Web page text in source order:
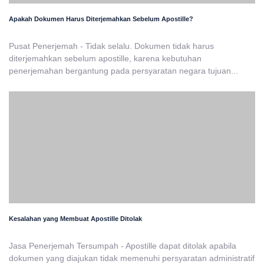
Apakah Dokumen Harus Diterjemahkan Sebelum Apostille?
Pusat Penerjemah - Tidak selalu. Dokumen tidak harus
diterjemahkan sebelum apostille, karena kebutuhan
penerjemahan bergantung pada persyaratan negara tujuan...
Kesalahan yang Membuat Apostille Ditolak
Jasa Penerjemah Tersumpah - Apostille dapat ditolak apabila
dokumen yang diajukan tidak memenuhi persyaratan administratif